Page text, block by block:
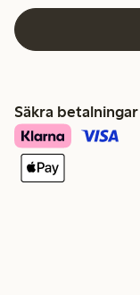
Säkra betalningar